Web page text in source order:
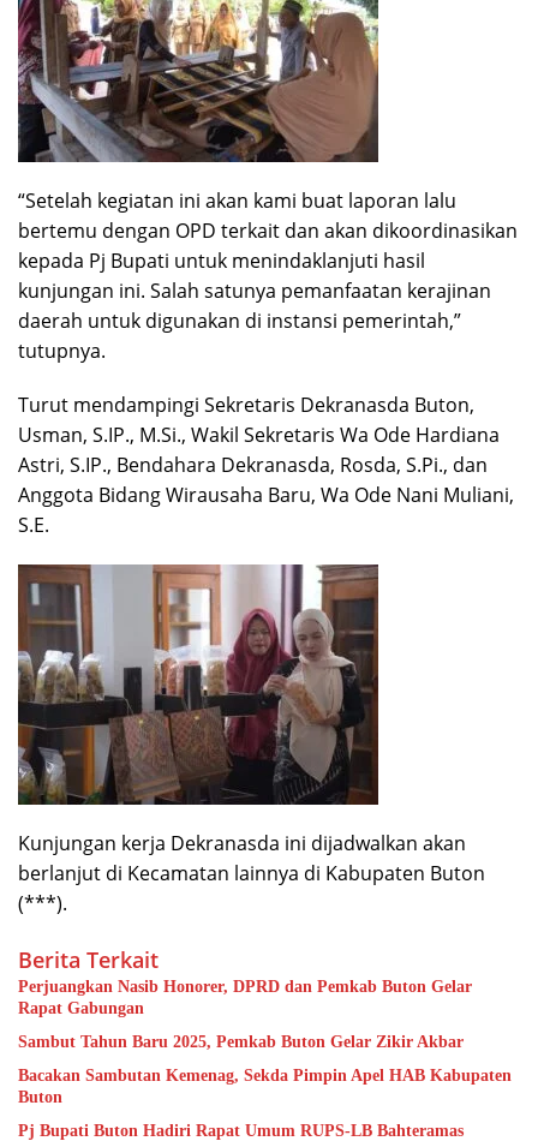
“Setelah kegiatan ini akan kami buat laporan lalu
bertemu dengan OPD terkait dan akan dikoordinasikan
kepada Pj Bupati untuk menindaklanjuti hasil
kunjungan ini. Salah satunya pemanfaatan kerajinan
daerah untuk digunakan di instansi pemerintah,”
tutupnya.
Turut mendampingi Sekretaris Dekranasda Buton,
Usman, S.IP., M.Si., Wakil Sekretaris Wa Ode Hardiana
Astri, S.IP., Bendahara Dekranasda, Rosda, S.Pi., dan
Anggota Bidang Wirausaha Baru, Wa Ode Nani Muliani,
S.E.
Kunjungan kerja Dekranasda ini dijadwalkan akan
berlanjut di Kecamatan lainnya di Kabupaten Buton
(***).
Berita Terkait
Perjuangkan Nasib Honorer, DPRD dan Pemkab Buton Gelar
Rapat Gabungan
Sambut Tahun Baru 2025, Pemkab Buton Gelar Zikir Akbar
Bacakan Sambutan Kemenag, Sekda Pimpin Apel HAB Kabupaten
Buton
Pj Bupati Buton Hadiri Rapat Umum RUPS-LB Bahteramas